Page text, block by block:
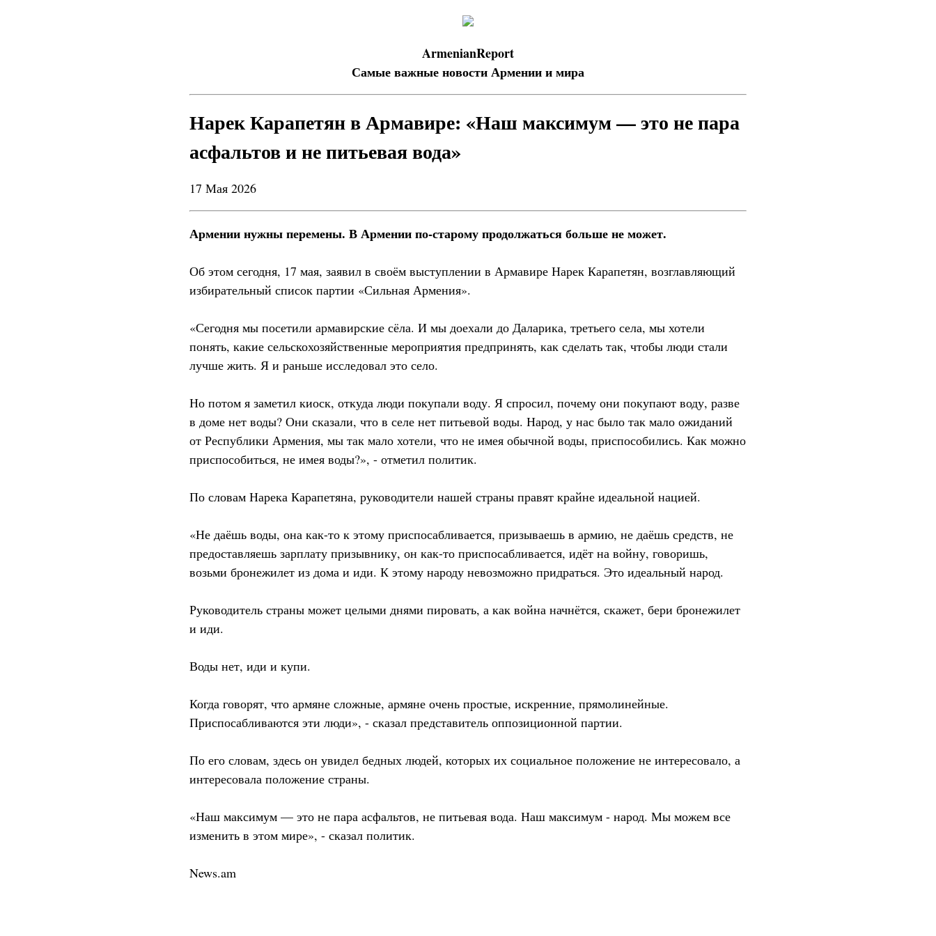
ArmenianReport
Самые важные новости Армении и мира
Нарек Карапетян в Армавире: «Наш максимум — это не пара
асфальтов и не питьевая вода»
17 Мая 2026
Армении нужны перемены. В Армении по-старому продолжаться больше не может.
Об этом сегодня, 17 мая, заявил в своём выступлении в Армавире Нарек Карапетян, возглавляющий
избирательный список партии «Сильная Армения».
«Сегодня мы посетили армавирские сёла. И мы доехали до Даларика, третьего села, мы хотели
понять, какие сельскохозяйственные мероприятия предпринять, как сделать так, чтобы люди стали
лучше жить. Я и раньше исследовал это село.
Но потом я заметил киоск, откуда люди покупали воду. Я спросил, почему они покупают воду, разве
в доме нет воды? Они сказали, что в селе нет питьевой воды. Народ, у нас было так мало ожиданий
от Республики Армения, мы так мало хотели, что не имея обычной воды, приспособились. Как можно
приспособиться, не имея воды?», - отметил политик.
По словам Нарека Карапетяна, руководители нашей страны правят крайне идеальной нацией.
«Не даёшь воды, она как-то к этому приспосабливается, призываешь в армию, не даёшь средств, не
предоставляешь зарплату призывнику, он как-то приспосабливается, идёт на войну, говоришь,
возьми бронежилет из дома и иди. К этому народу невозможно придраться. Это идеальный народ.
Руководитель страны может целыми днями пировать, а как война начнётся, скажет, бери бронежилет
и иди.
Воды нет, иди и купи.
Когда говорят, что армяне сложные, армяне очень простые, искренние, прямолинейные.
Приспосабливаются эти люди», - сказал представитель оппозиционной партии.
По его словам, здесь он увидел бедных людей, которых их социальное положение не интересовало, а
интересовала положение страны.
«Наш максимум — это не пара асфальтов, не питьевая вода. Наш максимум - народ. Мы можем все
изменить в этом мире», - сказал политик.
News.am